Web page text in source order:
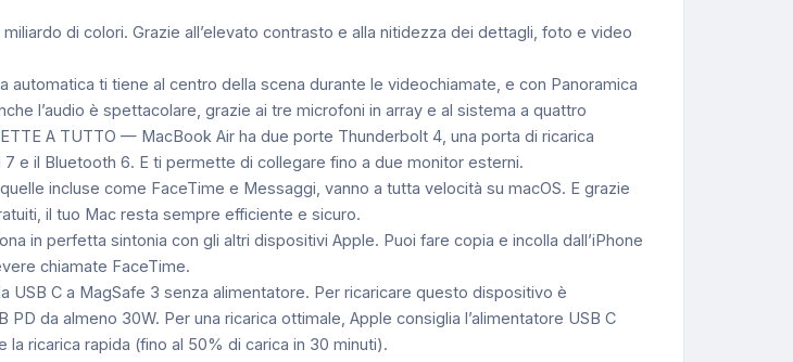
di colori. Grazie all’elevato contrasto e alla nitidezza dei dettagli, foto e video
automatica ti tiene al centro della scena durante le videochiamate, e con Panoramica
l’audio è spettacolare, grazie ai tre microfoni in array e al sistema a quattro
A TUTTO — MacBook Air ha due porte Thunderbolt 4, una porta di ricarica
e il Bluetooth 6. E ti permette di collegare fino a due monitor esterni.
incluse come FaceTime e Messaggi, vanno a tutta velocità su macOS. E grazie
il tuo Mac resta sempre efficiente e sicuro.
in perfetta sintonia con gli altri dispositivi Apple. Puoi fare copia e incolla dall’iPhone
chiamate FaceTime.
USB C a MagSafe 3 senza alimentatore. Per ricaricare questo dispositivo è
da almeno 30W. Per una ricarica ottimale, Apple consiglia l’alimentatore USB C
ricarica rapida (fino al 50% di carica in 30 minuti).